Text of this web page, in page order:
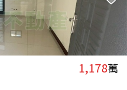
1,178萬